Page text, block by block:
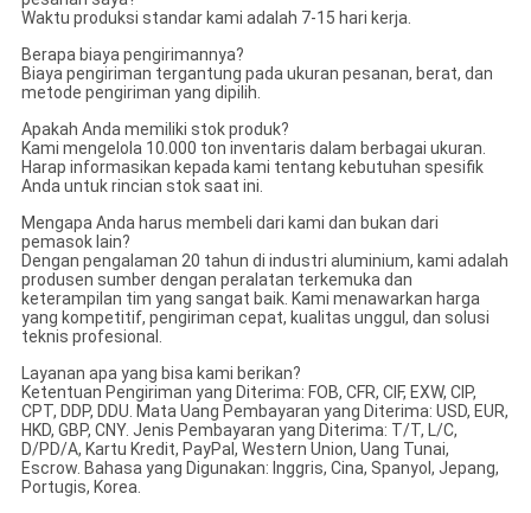
Waktu produksi standar kami adalah 7-15 hari kerja.
Berapa biaya pengirimannya?
Biaya pengiriman tergantung pada ukuran pesanan, berat, dan
metode pengiriman yang dipilih.
Apakah Anda memiliki stok produk?
Kami mengelola 10.000 ton inventaris dalam berbagai ukuran.
Harap informasikan kepada kami tentang kebutuhan spesifik
Anda untuk rincian stok saat ini.
Mengapa Anda harus membeli dari kami dan bukan dari
pemasok lain?
Dengan pengalaman 20 tahun di industri aluminium, kami adalah
produsen sumber dengan peralatan terkemuka dan
keterampilan tim yang sangat baik. Kami menawarkan harga
yang kompetitif, pengiriman cepat, kualitas unggul, dan solusi
teknis profesional.
Layanan apa yang bisa kami berikan?
Ketentuan Pengiriman yang Diterima: FOB, CFR, CIF, EXW, CIP,
CPT, DDP, DDU. Mata Uang Pembayaran yang Diterima: USD, EUR,
HKD, GBP, CNY. Jenis Pembayaran yang Diterima: T/T, L/C,
D/PD/A, Kartu Kredit, PayPal, Western Union, Uang Tunai,
Escrow. Bahasa yang Digunakan: Inggris, Cina, Spanyol, Jepang,
Portugis, Korea.